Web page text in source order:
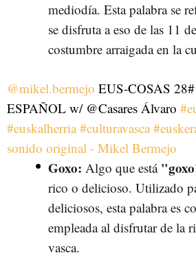
mediodía. Esta palabra se
se disfruta a eso de las 11
costumbre arraigada en la
@mikel.bermejo EUS-COSAS
ESPAÑOL w/ @Casares Álvaro
#euskalherria #culturavasca
sonido original - Mikel Bermejo
Goxo: Algo que está
rico o delicioso. Utilizado
deliciosos, esta palabra es
empleada al disfrutar de la
vasca.